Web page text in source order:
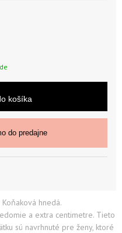
košíka
do predajne
hnedá.
a extra centimetre. Tieto
sú navrhnuté pre ženy, ktoré